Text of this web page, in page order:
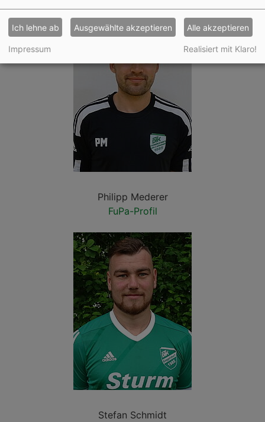
Philipp Mederer
FuPa-Profil
Stefan Schmidt
Ich lehne ab Ausgewählte akzeptieren Alle akzeptieren
Impressum Realisiert mit Klaro!